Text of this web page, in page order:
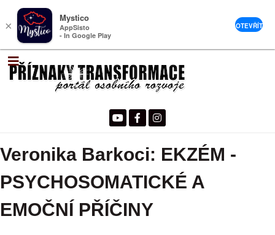
Veronika Barkoci: EKZÉM -
PSYCHOSOMATICKÉ A
EMOČNÍ PŘÍČINY
×
Mystico
AppSisto
- In Google Play
OTEVŘÍT